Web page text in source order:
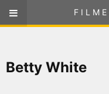
Betty White
FILMES NO
FILMES EM CARTAZ